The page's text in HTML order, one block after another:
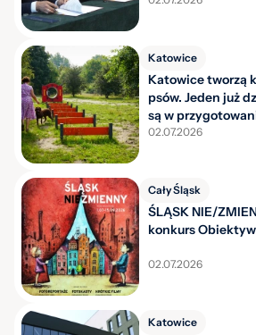
Katowice
Katowice tworzą
psów. Jeden już
są w
02.07.2026
Cały Śląsk
ŚLĄSK NIE/
konkurs
02.07.2026
Katowice